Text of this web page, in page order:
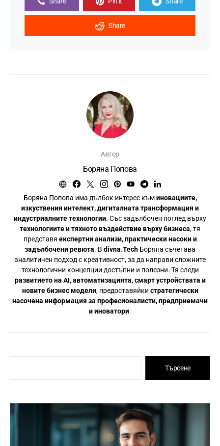
Share
Автор
Боряна Попова
Боряна Попова има дълбок интерес къминовациите,
изкуствения интелект, дигиталната трансформация и
индустриалните технологии. Със задълбочен поглед върху
технологиите и тяхното въздействие върху бизнеса, тя
представя експертни анализи, практически насоки и
задълбочени ревюта. В divna.Tech Боряна съчетава
аналитичен подход с креативност, за да направи сложните
технологични концепции достъпни и полезни. Тя следи
развитието на AI, автоматизацията, смарт устройствата и
новите бизнес модели, предоставяйки стратегически
насочена информация за професионалисти, предприемачи
и иноватори.
Търсене